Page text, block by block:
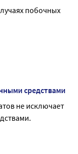
побочных
средствами
не исключает